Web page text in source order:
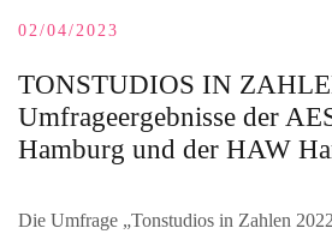
02/04/2023
TONSTUDIOS IN
Umfrageergebnisse der
Hamburg und der HAW
Die Umfrage „Tonstudios in Zahlen